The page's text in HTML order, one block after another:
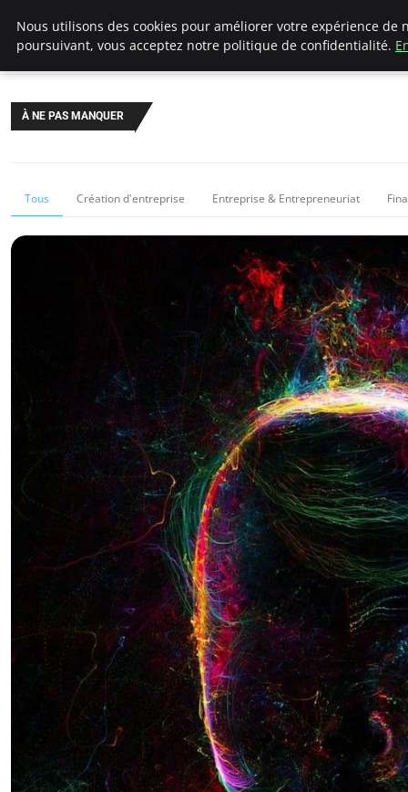
LECFCM
À NE PAS MANQUER
Tous Création d'entreprise Entreprise & Entrepreneuriat
Nous utilisons des cookies pour améliorer votre expérience de
poursuivant, vous acceptez notre politique de confidentialité.